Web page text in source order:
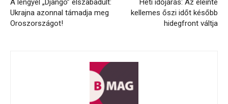
A lengyel „Django” elszabadult:
Ukrajna azonnal támadja meg
Oroszországot!
Heti időjárás: Az eleinte
kellemes őszi időt később
hidegfront váltja